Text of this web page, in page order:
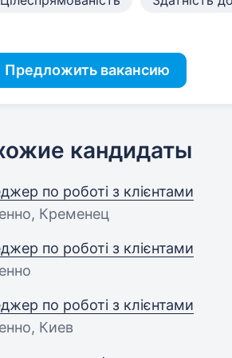
Предложить вакансию
кандидаты
по роботі з клієнтами
Кременец
по роботі з клієнтами
по роботі з клієнтами
Киев